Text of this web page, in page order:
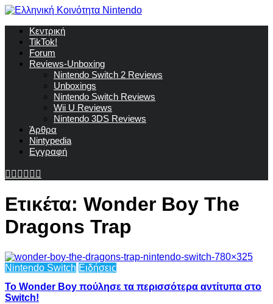
Κεντρική
TikTok!
Forum
Reviews-Unboxing
Nintendo Switch 2 Reviews
Unboxings
Nintendo Switch Reviews
Wii U Reviews
Nintendo 3DS Reviews
Άρθρα
Nintypedia
Εγγραφή
Ετικέτα: Wonder Boy The
Dragons Trap
Nintendo Switch Ειδήσεις
Το Wonder Boy πούλησε τα περισσότερα αντίτυπα στο
Switch!